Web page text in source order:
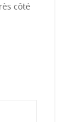
côté